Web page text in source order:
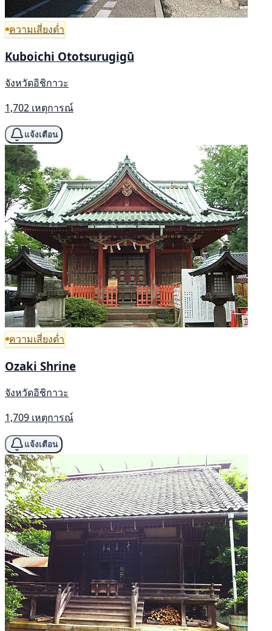
ความเสี่ยงต่ำ
Kuboichi Ototsurugigū
จังหวัดอิชิกาวะ
1,702 เหตุการณ์
แจ้งเตือน
ความเสี่ยงต่ำ
Ozaki Shrine
จังหวัดอิชิกาวะ
1,709 เหตุการณ์
แจ้งเตือน